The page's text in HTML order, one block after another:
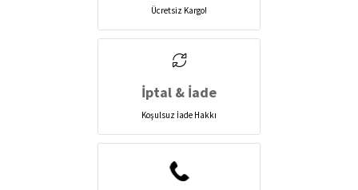
Ücretsiz Kargo!
İptal & İade
Koşulsuz İade Hakkı